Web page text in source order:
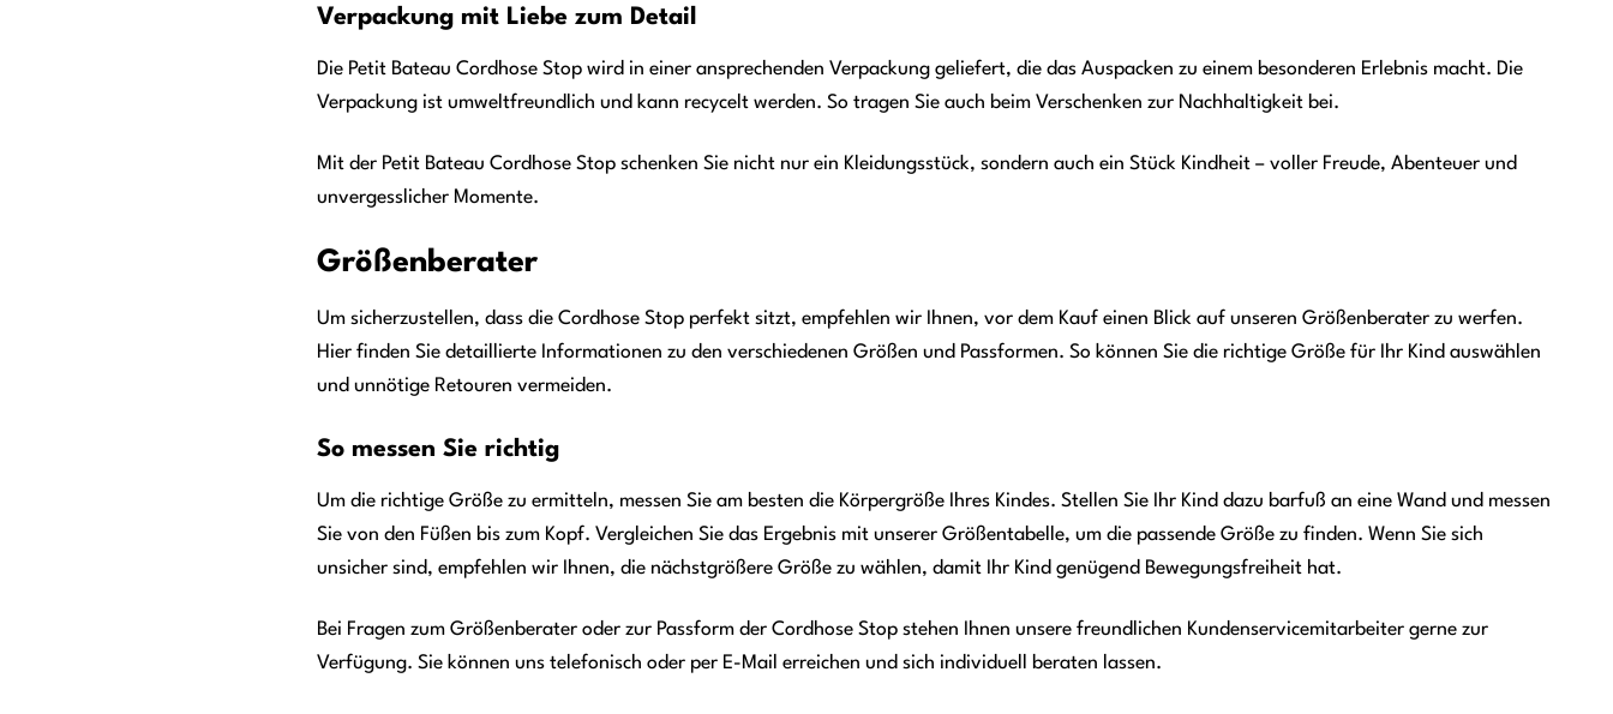
Verpackung mit Liebe zum Detail
Die Petit Bateau Cordhose Stop wird in einer ansprechenden Verpackung geliefert, die das Auspacken zu einem besonderen Erlebnis macht. Die
Verpackung ist umweltfreundlich und kann recycelt werden. So tragen Sie auch beim Verschenken zur Nachhaltigkeit bei.
Mit der Petit Bateau Cordhose Stop schenken Sie nicht nur ein Kleidungsstück, sondern auch ein Stück Kindheit – voller Freude, Abenteuer und
unvergesslicher Momente.
Größenberater
Um sicherzustellen, dass die Cordhose Stop perfekt sitzt, empfehlen wir Ihnen, vor dem Kauf einen Blick auf unseren Größenberater zu werfen.
Hier finden Sie detaillierte Informationen zu den verschiedenen Größen und Passformen. So können Sie die richtige Größe für Ihr Kind auswählen
und unnötige Retouren vermeiden.
So messen Sie richtig
Um die richtige Größe zu ermitteln, messen Sie am besten die Körpergröße Ihres Kindes. Stellen Sie Ihr Kind dazu barfuß an eine Wand und messen
Sie von den Füßen bis zum Kopf. Vergleichen Sie das Ergebnis mit unserer Größentabelle, um die passende Größe zu finden. Wenn Sie sich
unsicher sind, empfehlen wir Ihnen, die nächstgrößere Größe zu wählen, damit Ihr Kind genügend Bewegungsfreiheit hat.
Bei Fragen zum Größenberater oder zur Passform der Cordhose Stop stehen Ihnen unsere freundlichen Kundenservicemitarbeiter gerne zur
Verfügung. Sie können uns telefonisch oder per E-Mail erreichen und sich individuell beraten lassen.